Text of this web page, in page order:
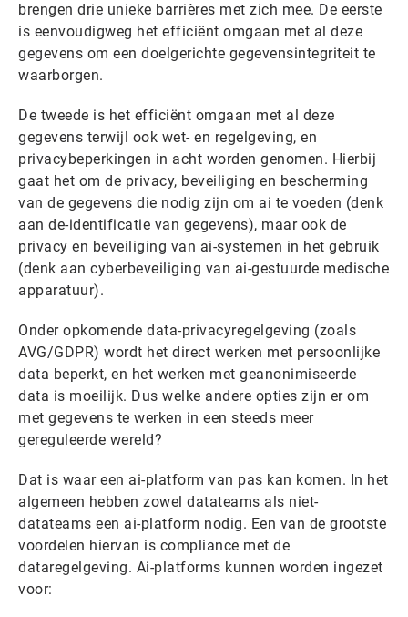
brengen drie unieke barrières met zich mee. De eerste
is eenvoudigweg het efficiënt omgaan met al deze
gegevens om een doelgerichte gegevensintegriteit te
waarborgen.
De tweede is het efficiënt omgaan met al deze
gegevens terwijl ook wet- en regelgeving, en
privacybeperkingen in acht worden genomen. Hierbij
gaat het om de privacy, beveiliging en bescherming
van de gegevens die nodig zijn om ai te voeden (denk
aan de-identificatie van gegevens), maar ook de
privacy en beveiliging van ai-systemen in het gebruik
(denk aan cyberbeveiliging van ai-gestuurde medische
apparatuur).
Onder opkomende data-privacyregelgeving (zoals
AVG/GDPR) wordt het direct werken met persoonlijke
data beperkt, en het werken met geanonimiseerde
data is moeilijk. Dus welke andere opties zijn er om
met gegevens te werken in een steeds meer
gereguleerde wereld?
Dat is waar een ai-platform van pas kan komen. In het
algemeen hebben zowel datateams als niet-
datateams een ai-platform nodig. Een van de grootste
voordelen hiervan is compliance met de
dataregelgeving. Ai-platforms kunnen worden ingezet
voor: